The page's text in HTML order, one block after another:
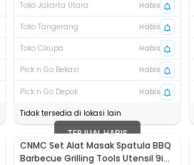
Toko Jakarta Utara
Habis
Toko Tangerang
Habis
Toko Cikupa
Habis
Pick n Go Bekasi
Habis
Pick n Go Depok
Habis
Tidak tersedia di lokasi lain
TERJUAL HABIS
CNMC Set Alat Masak Spatula BBQ
Barbecue Grilling Tools Utensil 9in1